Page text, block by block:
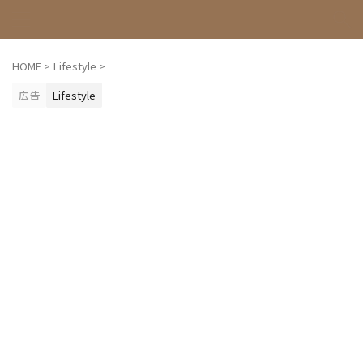
HOME > Lifestyle >
広告
Lifestyle